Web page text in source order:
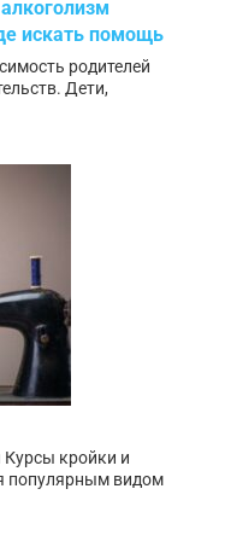
искать помощь
родителей
Дети,
Курсы кройки и
популярным видом